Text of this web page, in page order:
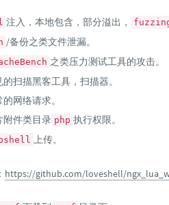
注入，本地包含，部分溢出，
/备份之类文件泄漏。
之类压力测试工具的攻击。
扫描黑客工具，扫描器。
网络请求。
附件类目录 php 执行权限。
上传。
https://github.com/loveshell/